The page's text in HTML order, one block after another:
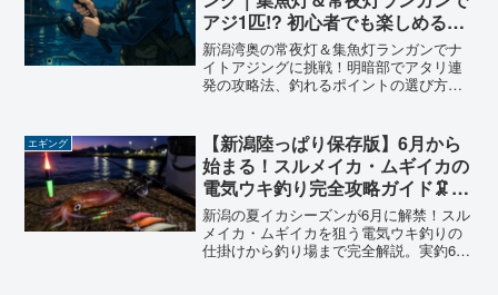
アジ1匹!? 初心者でも楽しめる夜
の海！
新潟湾奥の常夜灯＆集魚灯ランガンでナ
イトアジングに挑戦！明暗部でアタリ連
発の攻略法、釣れるポイントの選び方か
リアルな2025年5月釣行レポート。
エギング
【新潟陸っぱり保存版】6月から
始まる！スルメイカ・ムギイカの
電気ウキ釣り完全攻略ガイド🦑夜
釣りで数十杯を狙う
新潟の夏イカシーズンが6月に解禁！スル
メイカ・ムギイカを狙う電気ウキ釣りの
仕掛けから釣り場まで完全解説。実釣6年